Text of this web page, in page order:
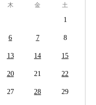
木 金 土
1
6 7 8
13 14 15
20 21 22
27 28 29